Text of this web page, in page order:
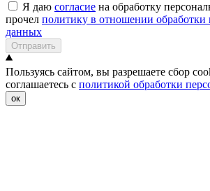
Я даю согласие на обработку
прочел политику в отношении обработки
данных
Отправить
Пользуясь сайтом, вы разрешаете сбор
соглашаетесь с политикой обработки
ок